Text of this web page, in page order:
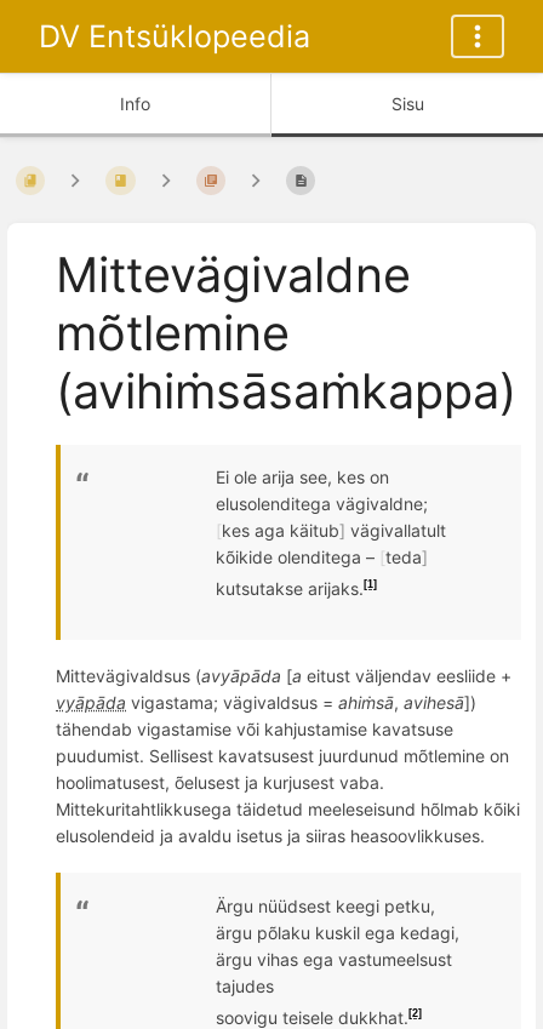
DV Entsüklopeedia
Info Sisu
Mittevägivaldne
mõtlemine
(avihiṁsāsaṁkappa)
Ei ole arija see, kes on
elusolenditega vägivaldne;
[kes aga käitub] vägivallatult
kõikide olenditega – [teda]
kutsutakse arijaks. [1]
Mittevägivaldsus (avyāpāda [a eitust väljendav eesliide +
vyāpāda vigastama; vägivaldsus = ahiṁsā, avihesā])
tähendab vigastamise või kahjustamise kavatsuse
puudumist. Sellisest kavatsusest juurdunud mõtlemine on
hoolimatusest, õelusest ja kurjusest vaba.
Mittekuritahtlikkusega täidetud meeleseisund hõlmab kõiki
elusolendeid ja avaldu isetus ja siiras heasoovlikkuses.
Ärgu nüüdsest keegi petku,
ärgu põlaku kuskil ega kedagi,
ärgu vihas ega vastumeelsust
tajudes
soovigu teisele dukkhat. [2]